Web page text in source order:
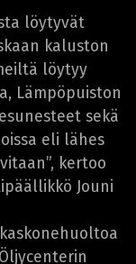
löytyvät
kaluston
löytyy
Lämpöpuiston
sekä
eli lähes
kertoo
Jouni